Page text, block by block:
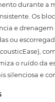
durante a
Os
e
ou
o ruído da
silenciosa e